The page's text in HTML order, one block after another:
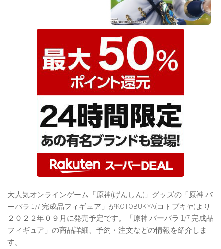
大人気オンラインゲーム「原神(げんしん)」グッズの「原神 バ
ーバラ 1/7 完成品フィギュア」がKOTOBUKIYA(コトブキヤ)より
２０２２年０９月に発売予定です。「原神 バーバラ 1/7 完成品
フィギュア」の商品詳細、予約・注文などの情報を紹介しま
す。